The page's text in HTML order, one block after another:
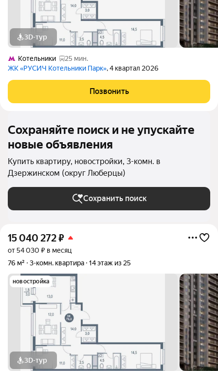
3D-тур
Котельники
25 мин.
ЖК «РУСИЧ Котельники Парк», 4 квартал 2026
Позвонить
Сохраняйте поиск и не упускайте
новые объявления
Купить квартиру, новостройки, 3-комн. в
Дзержинском (округ Люберцы)
Сохранить поиск
15 040 272₽
от 54 030 ₽ в месяц
76 м²
3-комн. квартира 14 этаж из 25
новостройка
3D-тур